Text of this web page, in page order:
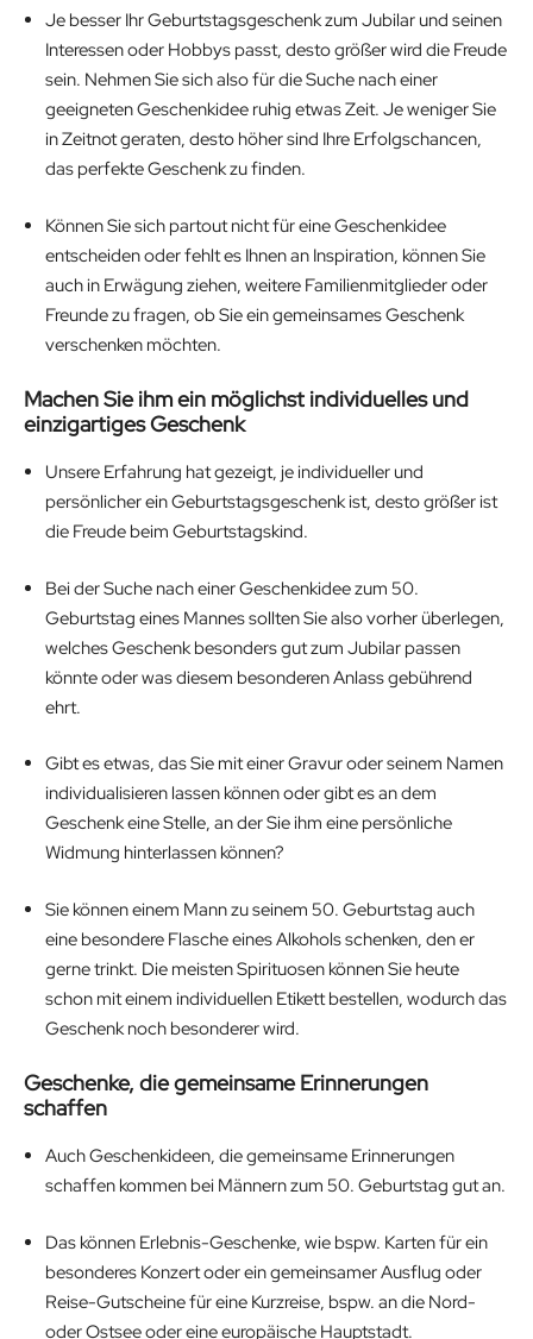
Je besser Ihr Geburtstagsgeschenk zum Jubilar und seinen
Interessen oder Hobbys passt, desto größer wird die Freude
sein. Nehmen Sie sich also für die Suche nach einer
geeigneten Geschenkidee ruhig etwas Zeit. Je weniger Sie
in Zeitnot geraten, desto höher sind Ihre Erfolgschancen,
das perfekte Geschenk zu finden.
Können Sie sich partout nicht für eine Geschenkidee
entscheiden oder fehlt es Ihnen an Inspiration, können Sie
auch in Erwägung ziehen, weitere Familienmitglieder oder
Freunde zu fragen, ob Sie ein gemeinsames Geschenk
verschenken möchten.
Machen Sie ihm ein möglichst individuelles und
einzigartiges Geschenk
Unsere Erfahrung hat gezeigt, je individueller und
persönlicher ein Geburtstagsgeschenk ist, desto größer ist
die Freude beim Geburtstagskind.
Bei der Suche nach einer Geschenkidee zum 50.
Geburtstag eines Mannes sollten Sie also vorher überlegen,
welches Geschenk besonders gut zum Jubilar passen
könnte oder was diesem besonderen Anlass gebührend
ehrt.
Gibt es etwas, das Sie mit einer Gravur oder seinem Namen
individualisieren lassen können oder gibt es an dem
Geschenk eine Stelle, an der Sie ihm eine persönliche
Widmung hinterlassen können?
Sie können einem Mann zu seinem 50. Geburtstag auch
eine besondere Flasche eines Alkohols schenken, den er
gerne trinkt. Die meisten Spirituosen können Sie heute
schon mit einem individuellen Etikett bestellen, wodurch das
Geschenk noch besonderer wird.
Geschenke, die gemeinsame Erinnerungen
schaffen
Auch Geschenkideen, die gemeinsame Erinnerungen
schaffen kommen bei Männern zum 50. Geburtstag gut an.
Das können Erlebnis-Geschenke, wie bspw. Karten für ein
besonderes Konzert oder ein gemeinsamer Ausflug oder
Reise-Gutscheine für eine Kurzreise, bspw. an die Nord-
oder Ostsee oder eine europäische Hauptstadt.